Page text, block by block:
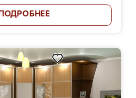
ПОДРОБНЕЕ